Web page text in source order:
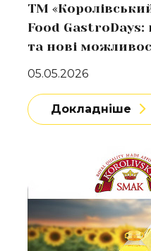
ТМ
Food GastroDays:
та нові
05.05.2026
Докладніше